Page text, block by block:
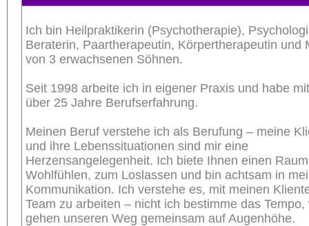
Ich bin Heilpraktikerin (Psychotherapie),
Beraterin, Paartherapeutin, Körpertherapeutin und
von 3 erwachsenen Söhnen.
Seit 1998 arbeite ich in eigener Praxis und habe
über 25 Jahre Berufserfahrung.
Meinen Beruf verstehe ich als Berufung – meine
und ihre Lebenssituationen sind mir eine
Herzensangelegenheit. Ich biete Ihnen einen
Wohlfühlen, zum Loslassen und bin achtsam in
Kommunikation. Ich verstehe es, mit meinen
Team zu arbeiten – nicht ich bestimme das Tempo,
gehen unseren Weg gemeinsam auf Augenhöhe.